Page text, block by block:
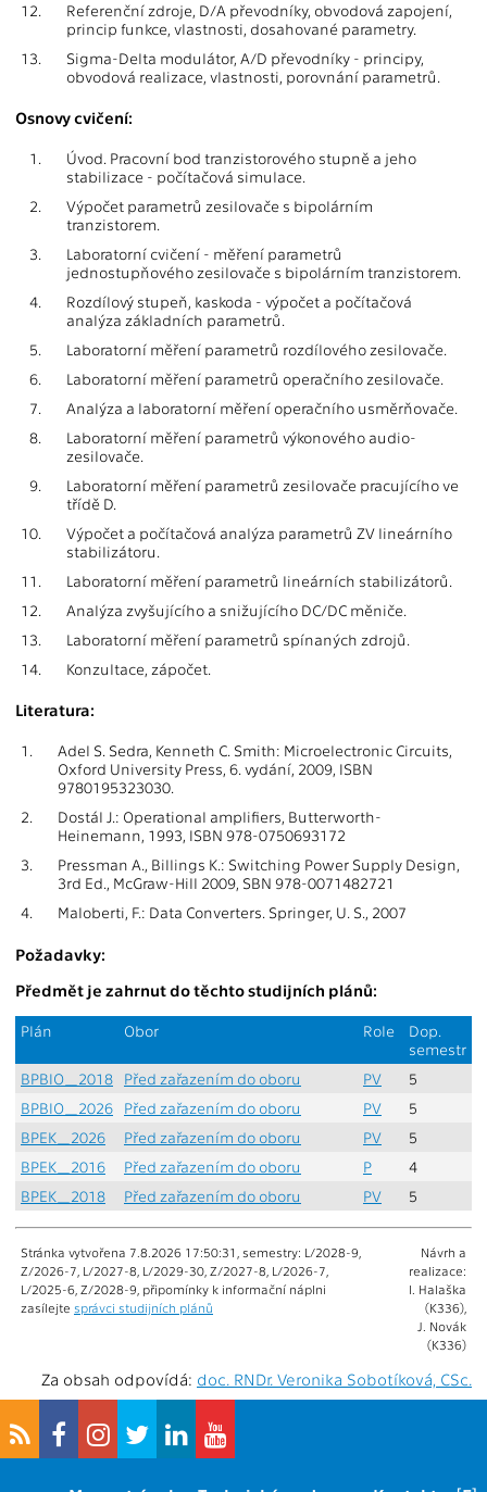
12.
Referenční zdroje, D/A převodníky, obvodová zapojení,
princip funkce, vlastnosti, dosahované parametry.
13.
Sigma-Delta modulátor, A/D převodníky - principy,
obvodová realizace, vlastnosti, porovnání parametrů.
Osnovy cvičení:
1.
Úvod. Pracovní bod tranzistorového stupně a jeho
stabilizace - počítačová simulace.
2.
Výpočet parametrů zesilovače s bipolárním
tranzistorem.
3.
Laboratorní cvičení - měření parametrů
jednostupňového zesilovače s bipolárním tranzistorem.
4.
Rozdílový stupeň, kaskoda - výpočet a počítačová
analýza základních parametrů.
5.
Laboratorní měření parametrů rozdílového zesilovače.
6.
Laboratorní měření parametrů operačního zesilovače.
7.
Analýza a laboratorní měření operačního usměrňovače.
8.
Laboratorní měření parametrů výkonového audio-
zesilovače.
9.
Laboratorní měření parametrů zesilovače pracujícího ve
třídě D.
10.
Výpočet a počítačová analýza parametrů ZV lineárního
stabilizátoru.
11.
Laboratorní měření parametrů lineárních stabilizátorů.
12.
Analýza zvyšujícího a snižujícího DC/DC měniče.
13.
Laboratorní měření parametrů spínaných zdrojů.
14.
Konzultace, zápočet.
Literatura:
1.
Adel S. Sedra, Kenneth C. Smith: Microelectronic Circuits,
Oxford University Press, 6. vydání, 2009, ISBN
9780195323030.
2.
Dostál J.: Operational amplifiers, Butterworth-
Heinemann, 1993, ISBN 978-0750693172
3.
Pressman A., Billings K.: Switching Power Supply Design,
3rd Ed., McGraw-Hill 2009, SBN 978-0071482721
4.
Maloberti, F.: Data Converters. Springer, U. S., 2007
Požadavky:
Předmět je zahrnut do těchto studijních plánů:
Plán Obor Role
Dop.
semestr
BPBIO_2018
Před zařazením do oboru PV
5
BPBIO_2026
Před zařazením do oboru PV
5
BPEK_2026
Před zařazením do oboru PV
5
BPEK_2016
Před zařazením do oboru P
4
BPEK_2018
Před zařazením do oboru PV 5
Stránka vytvořena 7.8.2026 17:50:31, semestry: L/2028-9,
Z/2026-7, L/2027-8, L/2029-30, Z/2027-8, L/2026-7,
L/2025-6, Z/2028-9, připomínky k informační náplni
zasílejte správci studijních plánů
Návrh a
realizace:
I. Halaška
(K336),
J. Novák
(K336)
Za obsah odpovídá: doc. RNDr. Veronika Sobotíková, CSc.